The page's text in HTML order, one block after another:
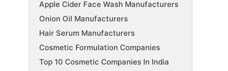
Apple Cider Face Wash Manufacturers
Onion Oil Manufacturers
Hair Serum Manufacturers
Cosmetic Formulation Companies
Top 10 Cosmetic Companies In India